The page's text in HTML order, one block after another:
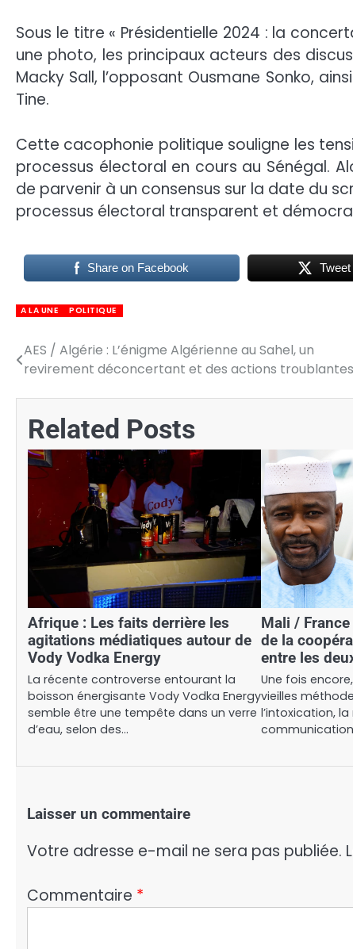
Sous le titre « Présidentielle 2024 : la
une photo, les principaux acteurs des
Macky Sall, l’opposant Ousmane Sonko,
Tine.
Cette cacophonie politique souligne les
processus électoral en cours au Sénégal.
de parvenir à un consensus sur la date du
processus électoral transparent et
Share on Facebook Tweet
A LA UNE POLITIQUE
Navigation
AES / Algérie : L’énigme Algérienne au Sahel, un
revirement déconcertant et des actions troublantes
Related Posts
Afrique : Les faits derrière les
agitations médiatiques autour de
Vody Vodka Energy
La récente controverse entourant la
boisson énergisante Vody Vodka Energy
semble être une tempête dans un verre
d’eau, selon des…
Mali /
de la
entre les
Une fois
vieilles
l’intoxication,
Laisser un commentaire
Votre adresse e-mail ne sera pas publiée.
Commentaire *